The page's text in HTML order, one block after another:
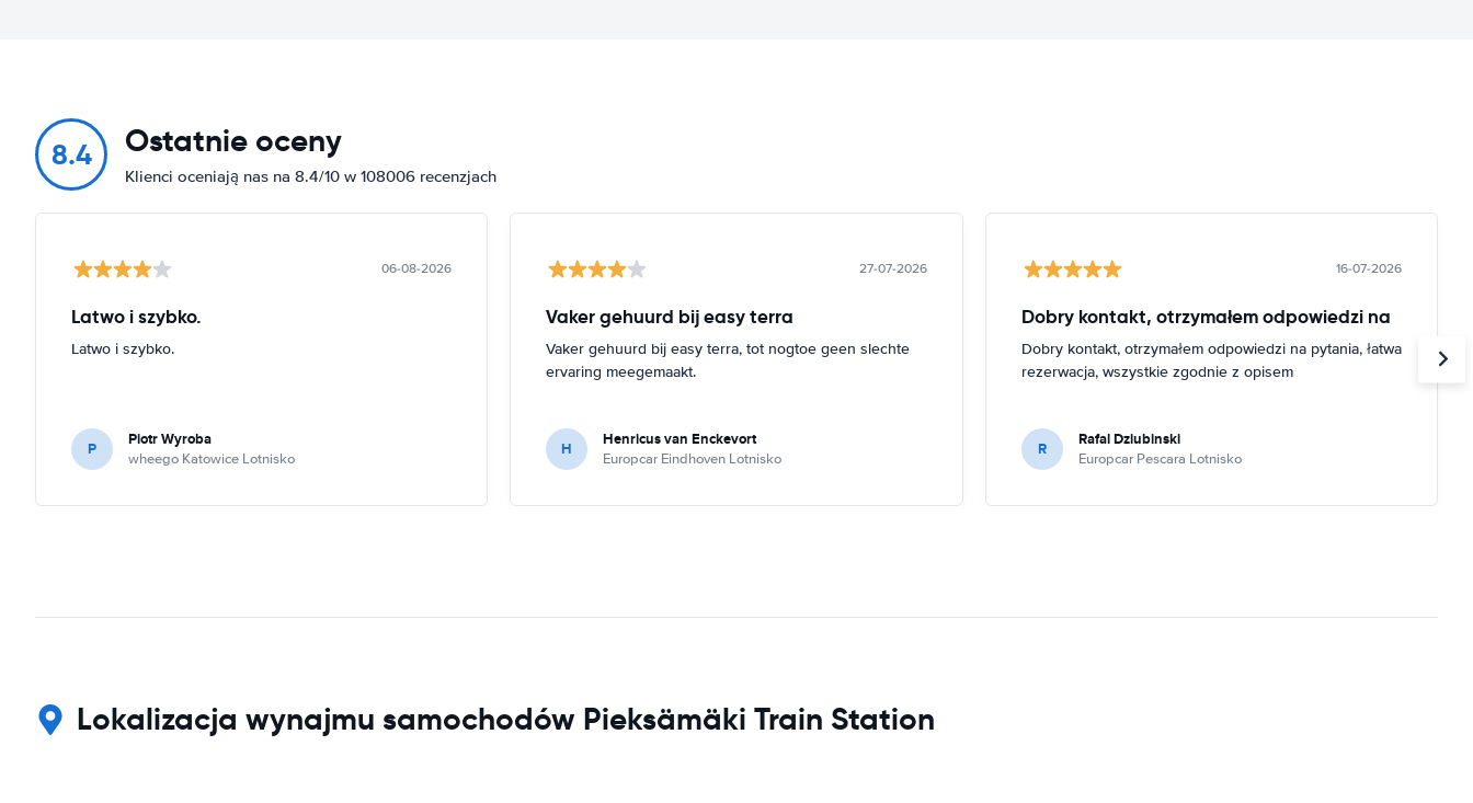
8.4 Ostatnie oceny
Klienci oceniają nas na 8.4/10 w 108006 recenzjach
06-08-2026
Latwo i szybko.
Latwo i szybko.
P Piotr Wyroba
wheego Katowice Lotnisko
27-07-2026
Vaker gehuurd bij easy terra
Vaker gehuurd bij easy terra, tot nogtoe geen slechte
ervaring meegemaakt.
H Henricus van Enckevort
Europcar Eindhoven Lotnisko
16-07-2026
Dobry kontakt, otrzymałem odpowiedzi na
Dobry kontakt, otrzymałem odpowiedzi na pytania, łatwa
rezerwacja, wszystkie zgodnie z opisem
R Rafal Dziubinski
Europcar Pescara Lotnisko
Lokalizacja wynajmu samochodów Pieksämäki Train Station